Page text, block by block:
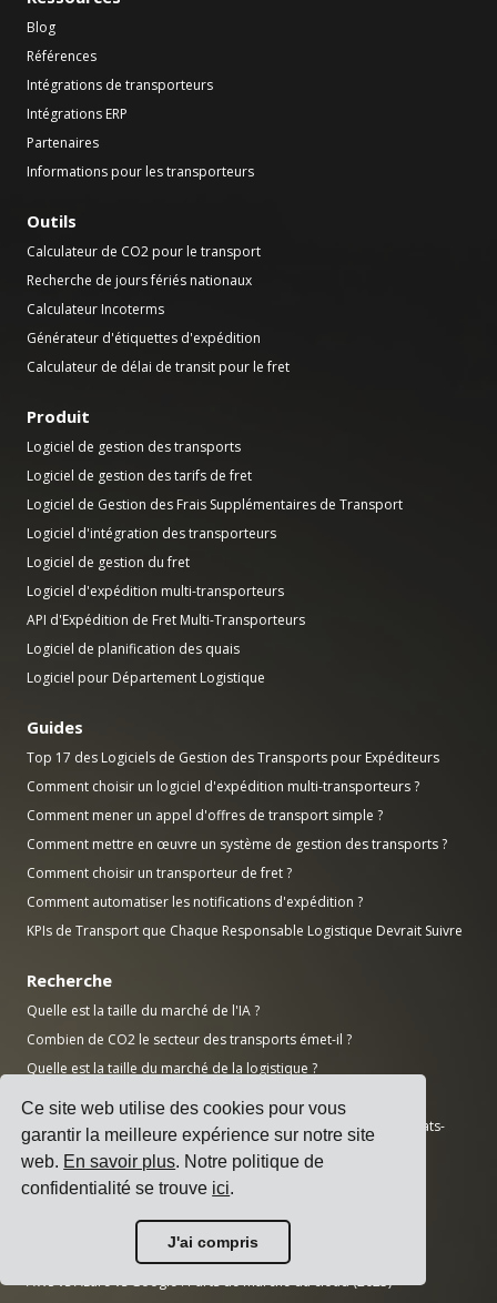
Ce site web utilise des cookies pour vous
garantir la meilleure expérience sur notre site
web. En savoir plus. Notre politique de
confidentialité se trouve ici.
J'ai compris
Blog
Références
Intégrations de transporteurs
Intégrations ERP
Partenaires
Informations pour les transporteurs
Outils
Calculateur de CO2 pour le transport
Recherche de jours fériés nationaux
Calculateur Incoterms
Générateur d'étiquettes d'expédition
Calculateur de délai de transit pour le fret
Produit
Logiciel de gestion des transports
Logiciel de gestion des tarifs de fret
Logiciel de Gestion des Frais Supplémentaires de Transport
Logiciel d'intégration des transporteurs
Logiciel de gestion du fret
Logiciel d'expédition multi-transporteurs
API d'Expédition de Fret Multi-Transporteurs
Logiciel de planification des quais
Logiciel pour Département Logistique
Guides
Top 17 des Logiciels de Gestion des Transports pour Expéditeurs
Comment choisir un logiciel d'expédition multi-transporteurs ?
Comment mener un appel d'offres de transport simple ?
Comment mettre en œuvre un système de gestion des transports ?
Comment choisir un transporteur de fret ?
Comment automatiser les notifications d'expédition ?
KPIs de Transport que Chaque Responsable Logistique Devrait Suivre
Recherche
Quelle est la taille du marché de l'IA ?
Combien de CO2 le secteur des transports émet-il ?
Quelle est la taille du marché de la logistique ?
Quelle est la taille du marché des logiciels d'entreprise ?
Combien d'emplois manufacturiers ne sont pas pourvus aux États-
Unis ?
Quelle est la taille du marché ERP ?
Top 50 des entreprises manufacturières mondiales par chiffre
AWS vs Azure vs Google : Parts de marché du cloud (2025)